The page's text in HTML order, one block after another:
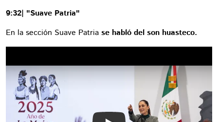
9:32| "Suave Patria"
En la sección Suave Patria se habló del son huasteco.